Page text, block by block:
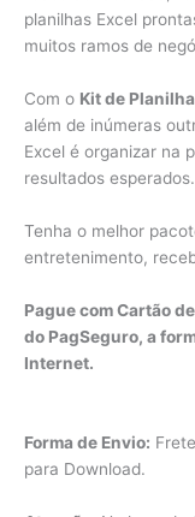
planilhas Excel
muitos ramos de
Com o Kit de
além de inúmeras
Excel é organizar na
resultados esperados.
Tenha o melhor
entretenimento,
Pague com Cartão
do PagSeguro, a
Internet.
Forma de Envio:
para Download.